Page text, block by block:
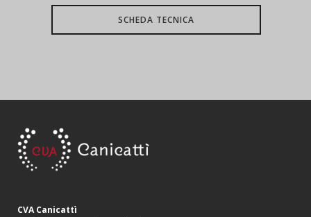
SCHEDA TECNICA
CVA Canicattì